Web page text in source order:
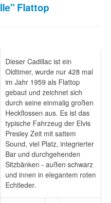
Flattop
Dieser Cadillac ist ein
Oldtimer, wurde nur 428 mal
im Jahr 1959 als Flattop
gebaut und zeichnet sich
durch seine einmalig großen
Heckflossen aus. Es ist das
typische Fahrzeug der Elvis
Presley Zeit mit sattem
Sound, viel Platz, integrierter
Bar und durchgehenden
Sitzbänken - außen schwarz
und innen in elegantem roten
Echtleder.